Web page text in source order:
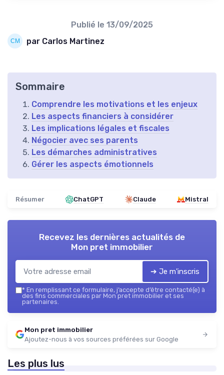
Publié le 13/09/2025
par Carlos Martinez
Sommaire
Comprendre les motivations et les enjeux
Les aspects financiers à considérer
Les implications légales et fiscales
Négocier avec ses parents
Les démarches administratives
Gérer les aspects émotionnels
Résumer ChatGPT Claude Mistral
Recevez les dernières actualités de
Mon pret immobilier
➔ Je m'inscris
* En remplissant ce formulaire, j’accepte d’être contacté(e) à
des fins commerciales par Mon pret immobilier et ses
partenaires.
Mon pret immobilier
Ajoutez-nous à vos sources préférées sur Google
Les plus lus